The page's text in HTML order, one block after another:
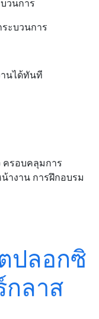
วนการ
ะบวนการ
นได้ทันที
ครอบคลุมการ
างาน การฝึกอบรม
ปลอกซิ
กลาส